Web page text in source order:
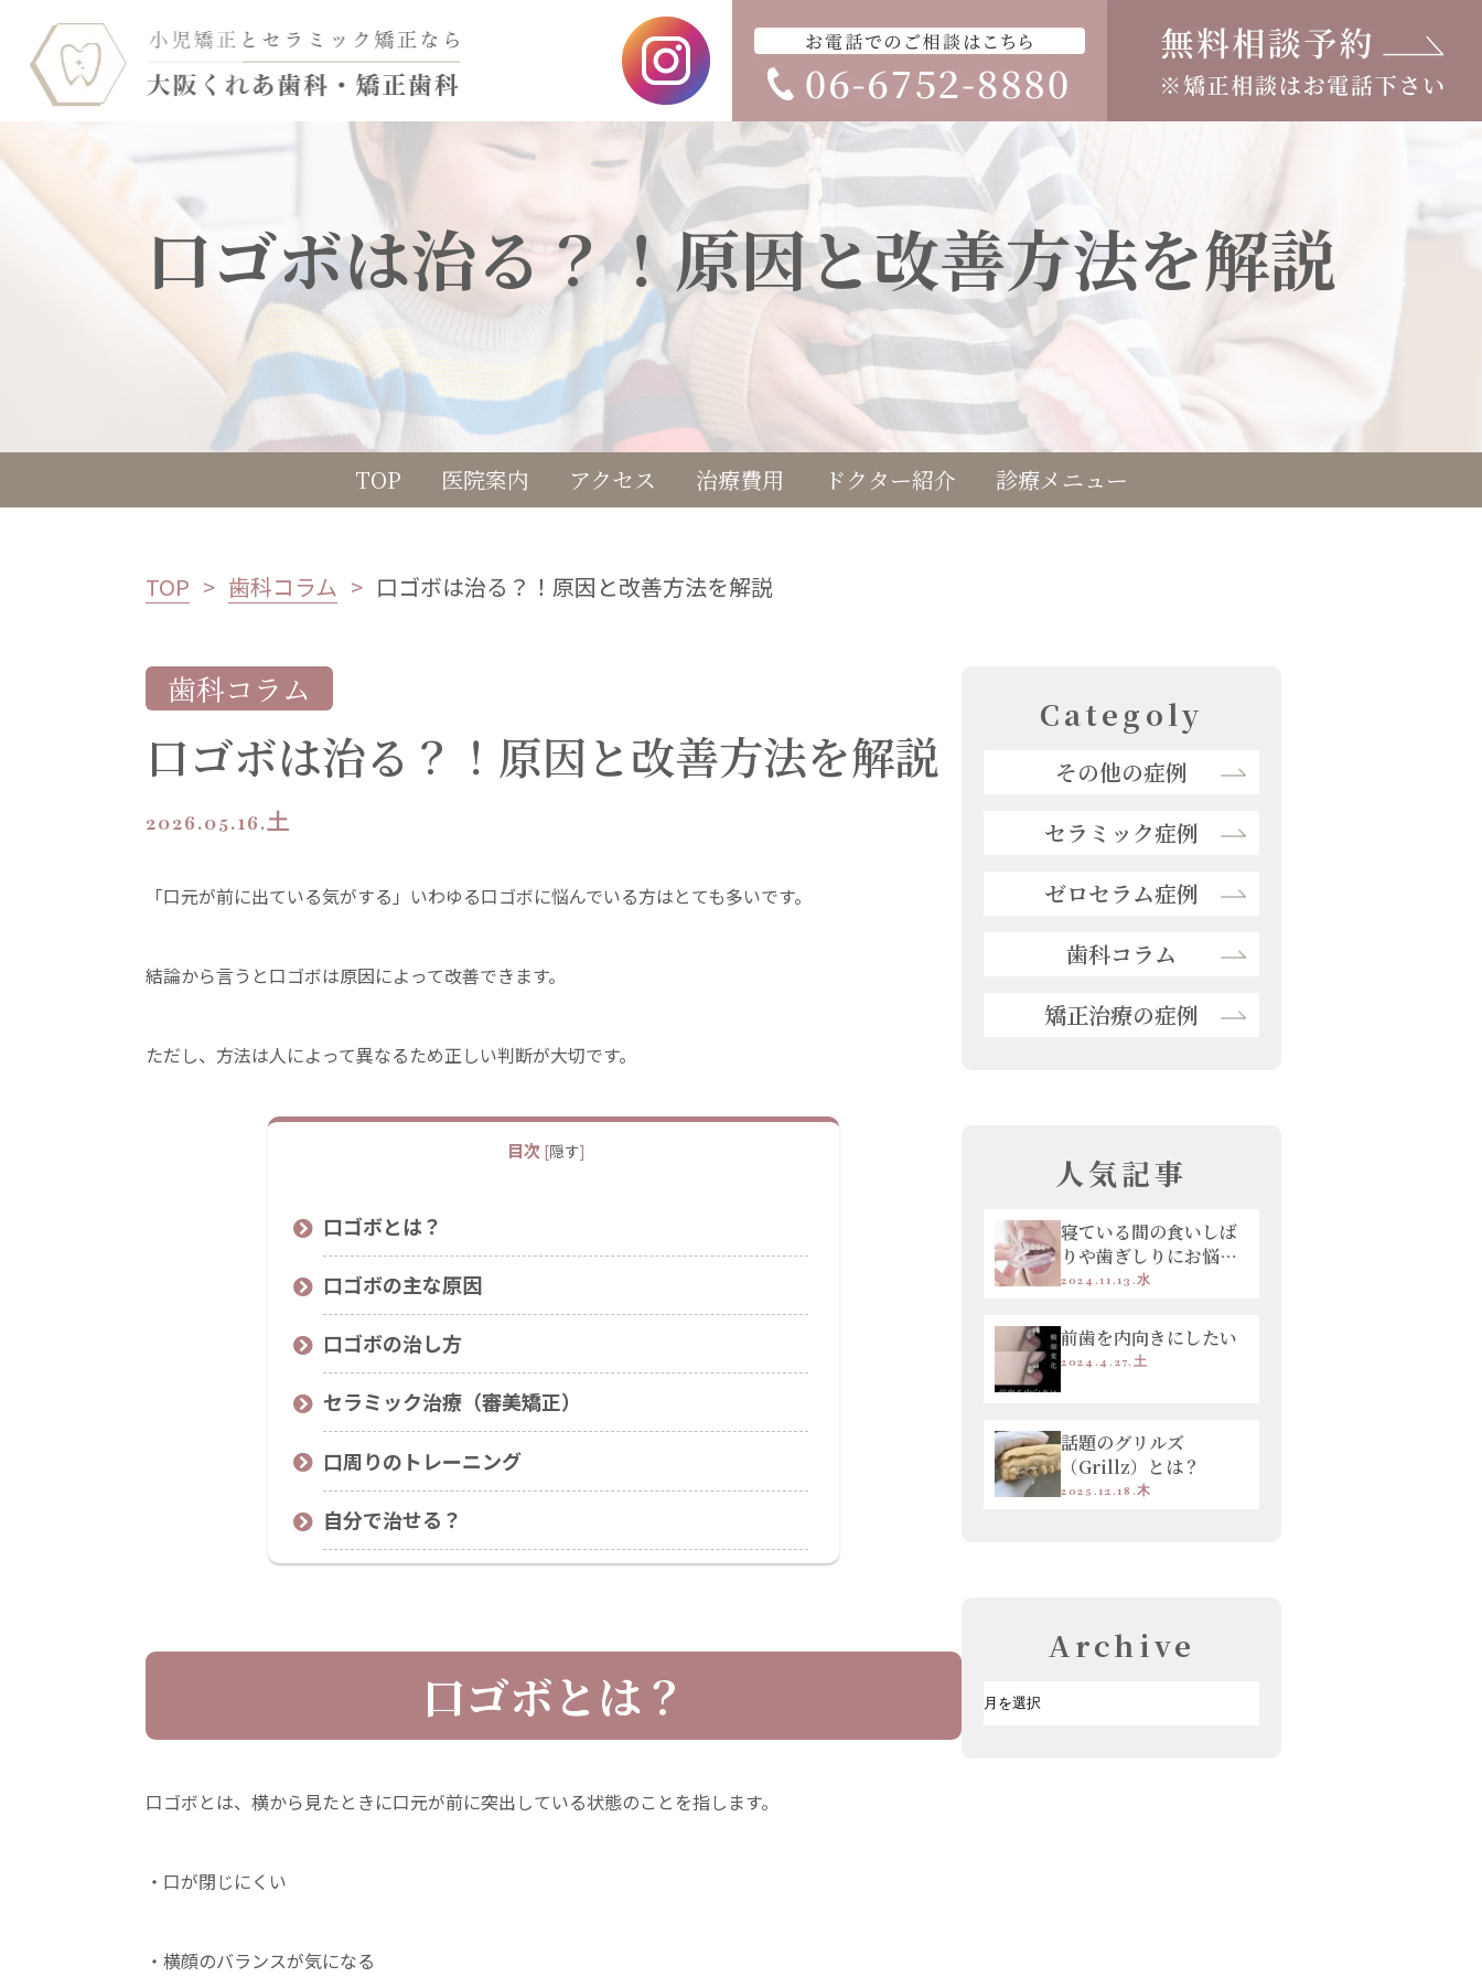
口ゴボは治る？！原因と改善方法を解説
TOP 医院案内 アクセス 治療費用 ドクター紹介 診療メニュー
TOP 歯科コラム 口ゴボは治る？！原因と改善方法を解説
歯科コラム
口ゴボは治る？！原因と改善方法を解説
2026.05.16.土
「口元が前に出ている気がする」いわゆる口ゴボに悩んでいる方はとても多いです。
結論から言うと口ゴボは原因によって改善できます。
ただし、方法は人によって異なるため正しい判断が大切です。
目次 [隠す]
口ゴボとは？
口ゴボの主な原因
口ゴボの治し方
セラミック治療（審美矯正）
口周りのトレーニング
自分で治せる？
口ゴボとは？
口ゴボとは、横から見たときに口元が前に突出している状態のことを指します。
・口が閉じにくい
・横顔のバランスが気になる
Categoly
その他の症例
セラミック症例
ゼロセラム症例
歯科コラム
矯正治療の症例
人気記事
寝ている間の食いしば
りや歯ぎしりにお悩み
の方へ
2024.11.13.水
前歯を内向きにしたい
2024.4.27.土
話題のグリルズ
（Grillz）とは？
2025.12.18.木
Archive
ア